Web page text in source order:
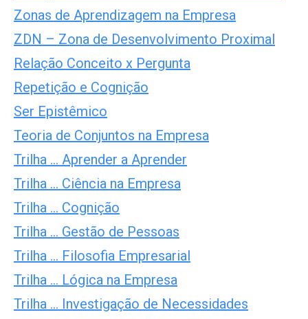
Zonas de Aprendizagem na Empresa
ZDN – Zona de Desenvolvimento Proximal
Relação Conceito x Pergunta
Repetição e Cognição
Ser Epistêmico
Teoria de Conjuntos na Empresa
Trilha … Aprender a Aprender
Trilha … Ciência na Empresa
Trilha … Cognição
Trilha … Gestão de Pessoas
Trilha … Filosofia Empresarial
Trilha … Lógica na Empresa
Trilha … Investigação de Necessidades